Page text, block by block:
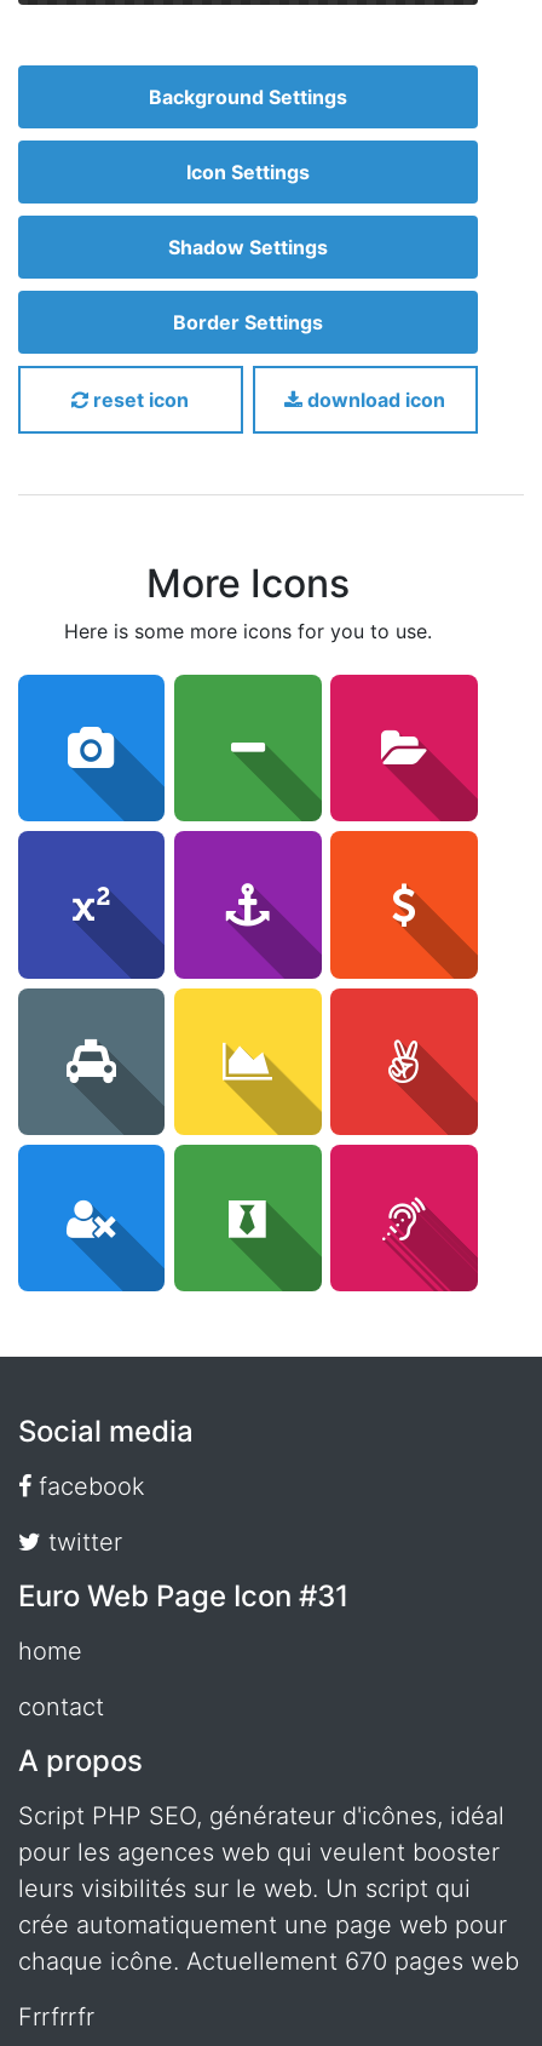
Background Settings
Icon Settings
Shadow Settings
Border Settings
reset icon download icon
More Icons
here is some more icons for you to use.
Social media
facebook
twitter
Euro Web Page Icon #31
home
contact
A propos
Script PHP SEO, générateur d'icônes, idéal
pour les agences web qui veulent booster
leurs visibilités sur le web. Un script qui
crée automatiquement une page web pour
chaque icône. Actuellement 670 pages web
frrfrrfr